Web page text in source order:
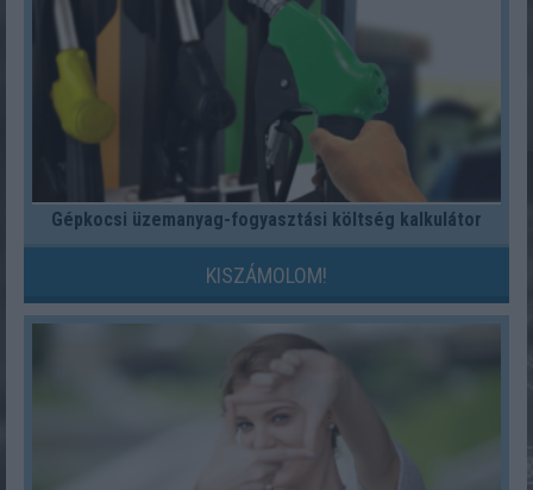
Gépkocsi üzemanyag-fogyasztási költség kalkulátor
KISZÁMOLOM!